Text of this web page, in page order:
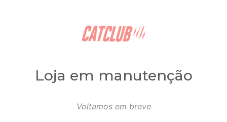
Loja em manutenção
Voltamos em breve